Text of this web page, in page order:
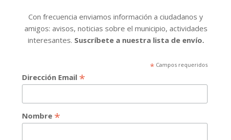
Con frecuencia enviamos información a ciudadanos y
amigos: avisos, noticias sobre el municipio, actividades
interesantes. Suscríbete a nuestra lista de envío.
* Campos requeridos
Dirección Email *
Nombre *